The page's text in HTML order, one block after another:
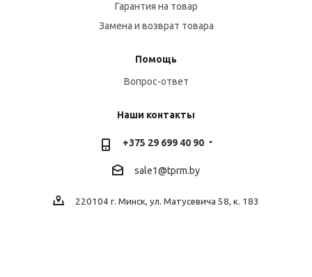
Гарантия на товар
Замена и возврат товара
Помощь
Вопрос-ответ
Наши контакты
+375 29 699 40 90
sale1@tprm.by
220104 г. Минск, ул. Матусевича 58, к. 183